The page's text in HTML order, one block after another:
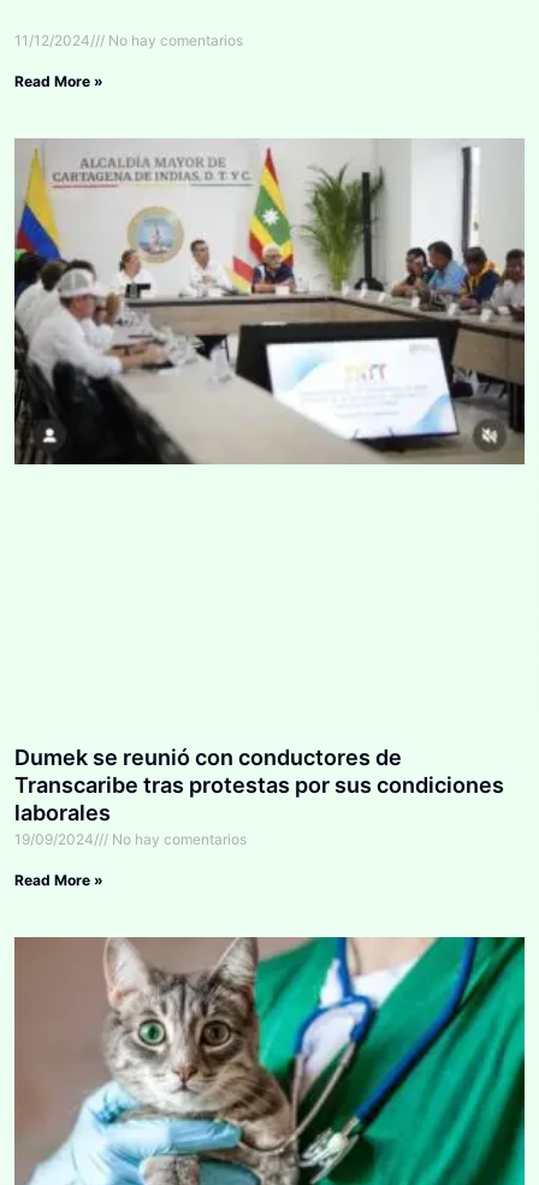
11/12/2024 No hay comentarios
Read More »
Dumek se reunió con conductores de
Transcaribe tras protestas por sus condiciones
laborales
19/09/2024 No hay comentarios
Read More »